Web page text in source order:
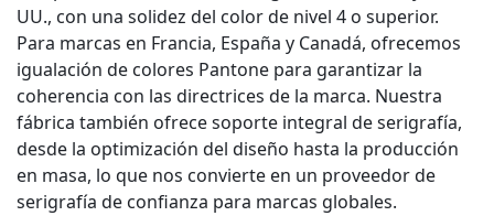
UU., con una solidez del color de nivel 4 o superior.
Para marcas en Francia, España y Canadá, ofrecemos
igualación de colores Pantone para garantizar la
coherencia con las directrices de la marca. Nuestra
fábrica también ofrece soporte integral de serigrafía,
desde la optimización del diseño hasta la producción
en masa, lo que nos convierte en un proveedor de
serigrafía de confianza para marcas globales.